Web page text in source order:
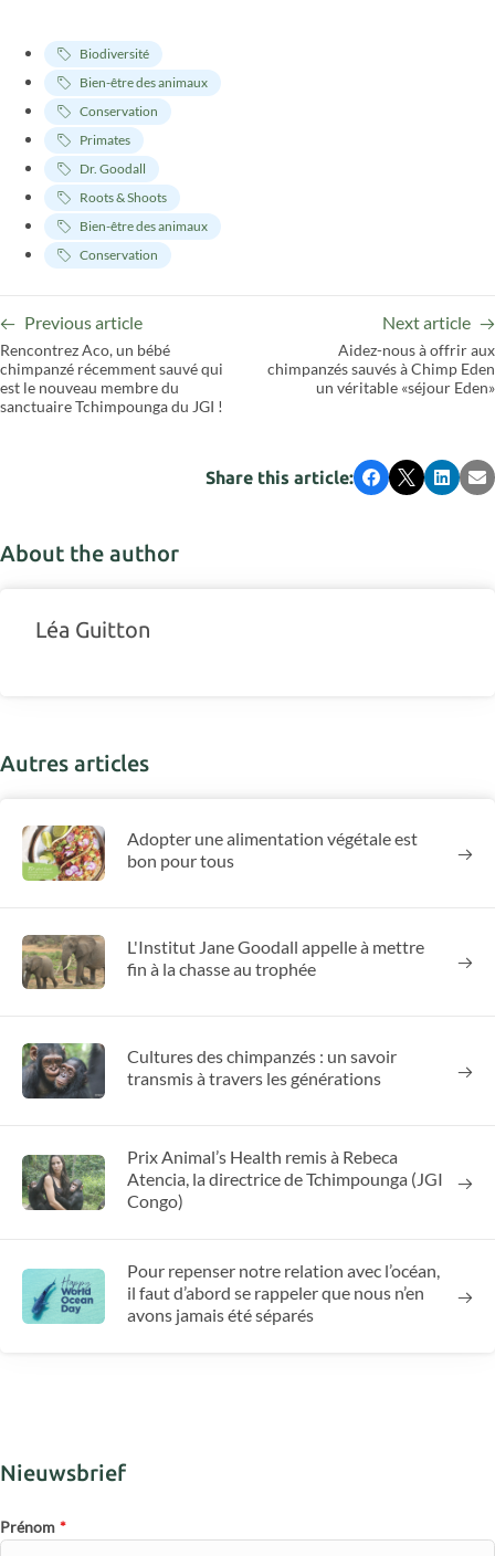
Biodiversité
Bien-être des animaux
Conservation
Primates
Dr. Goodall
Roots & Shoots
Bien-être des animaux
Conservation
Previous article
Rencontrez Aco, un bébé
chimpanzé récemment sauvé qui
est le nouveau membre du
sanctuaire Tchimpounga du JGI !
Next article
Aidez-nous à offrir aux
chimpanzés sauvés à Chimp Eden
un véritable «séjour Eden»
Share this article: Facebook
X
About the author
Léa Guitton
Autres articles
Adopter une alimentation végétale est
bon pour tous
L'Institut Jane Goodall appelle à mettre
fin à la chasse au trophée
Cultures des chimpanzés : un savoir
transmis à travers les générations
Prix Animal’s Health remis à Rebeca
Atencia, la directrice de Tchimpounga (JGI
Congo)
Pour repenser notre relation avec l’océan,
il faut d’abord se rappeler que nous n’en
avons jamais été séparés
Nieuwsbrief
Prénom *